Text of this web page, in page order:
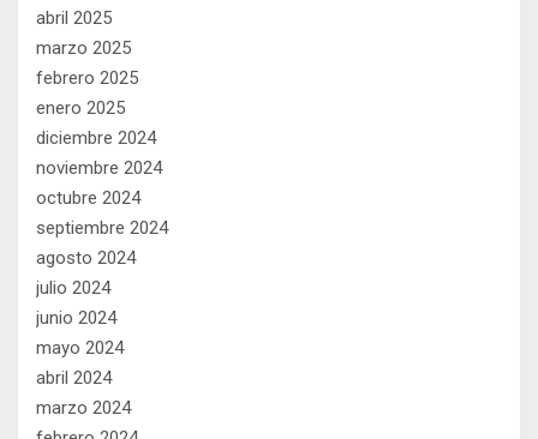
abril 2025
marzo 2025
febrero 2025
enero 2025
diciembre 2024
noviembre 2024
octubre 2024
septiembre 2024
agosto 2024
julio 2024
junio 2024
mayo 2024
abril 2024
marzo 2024